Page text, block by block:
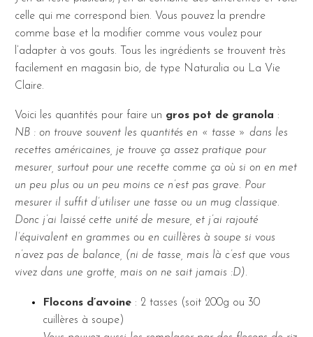
celle qui me correspond bien. Vous pouvez la prendre
comme base et la modifier comme vous voulez pour
l’adapter à vos gouts. Tous les ingrédients se trouvent très
facilement en magasin bio, de type Naturalia ou La Vie
Claire.
Voici les quantités pour faire un gros pot de granola :
NB : on trouve souvent les quantités en « tasse » dans les
recettes américaines, je trouve ça assez pratique pour
mesurer, surtout pour une recette comme ça où si on en met
un peu plus ou un peu moins ce n’est pas grave. Pour
mesurer il suffit d’utiliser une tasse ou un mug classique.
Donc j’ai laissé cette unité de mesure, et j’ai rajouté
l’équivalent en grammes ou en cuillères à soupe si vous
n’avez pas de balance, (ni de tasse, mais là c’est que vous
vivez dans une grotte, mais on ne sait jamais :D).
Flocons d’avoine : 2 tasses (soit 200g ou 30
cuillères à soupe)